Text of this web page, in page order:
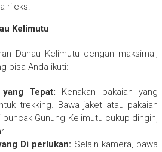
rileks.
Kelimutu
Danau Kelimutu dengan maksimal,
bisa Anda ikuti:
Tepat: Kenakan pakaian yang
trekking. Bawa jaket atau pakaian
Gunung Kelimutu cukup dingin,
Di perlukan: Selain kamera, bawa